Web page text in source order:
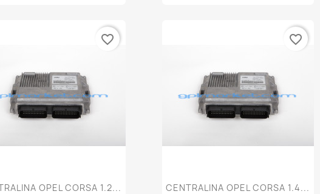
Anteprima
OPEL CORSA 1.2...
favorite_border
Anteprima
CENTRALINA OPEL CORSA 1.4...
favorite_border